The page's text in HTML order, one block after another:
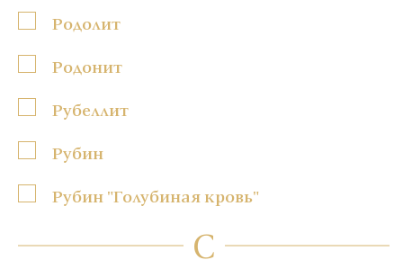
Родолит
Родонит
Рубеллит
Рубин
Рубин "Голубиная кровь"
С